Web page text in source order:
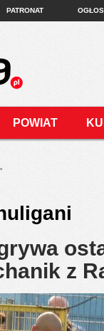
PATRONAT
POWIAT
z